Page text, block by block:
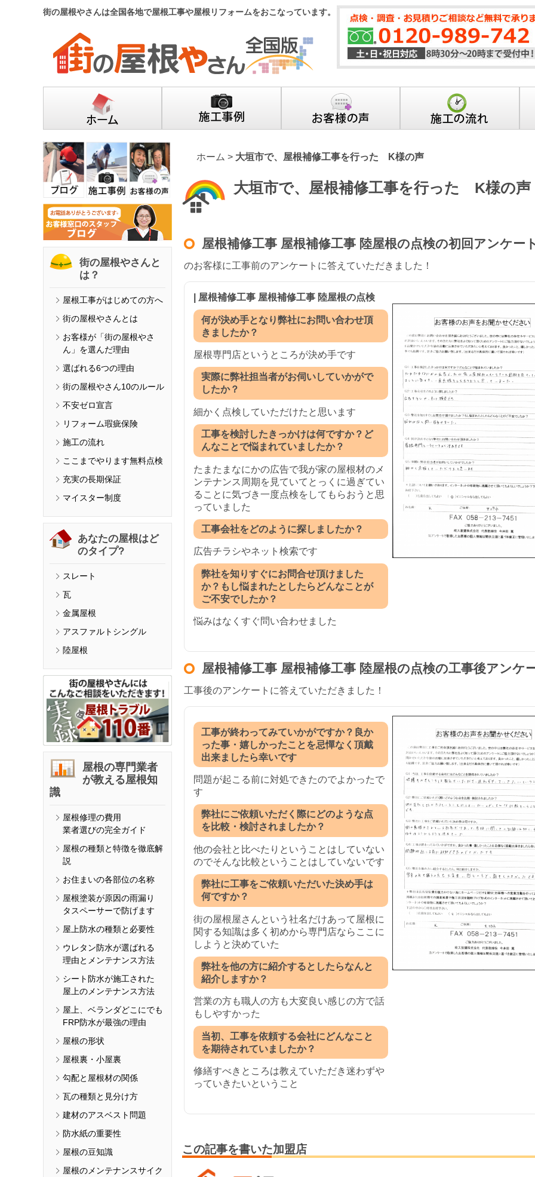
街の屋根やさんは全国各地で屋根工事や屋根リフォームをおこなっています。
街の屋根やさんと
は？
屋根工事がはじめての方へ
街の屋根やさんとは
お客様が「街の屋根やさ
ん」を選んだ理由
選ばれる6つの理由
街の屋根やさん10のルール
不安ゼロ宣言
リフォーム瑕疵保険
施工の流れ
ここまでやります無料点検
充実の長期保証
マイスター制度
あなたの屋根はど
のタイプ?
スレート
瓦
金属屋根
アスファルトシングル
陸屋根
屋根の専門業者
が教える屋根知
識
屋根修理の費用
業者選びの完全ガイド
屋根の種類と特徴を徹底解
説
お住まいの各部位の名称
屋根塗装が原因の雨漏り
タスペーサーで防げます
屋上防水の種類と必要性
ウレタン防水が選ばれる
理由とメンテナンス方法
シート防水が施工された
屋上のメンテナンス方法
屋上、ベランダどこにでも
FRP防水が最強の理由
屋根の形状
屋根裏・小屋裏
勾配と屋根材の関係
瓦の種類と見分け方
建材のアスベスト問題
防水紙の重要性
屋根の豆知識
屋根のメンテナンスサイク
ホーム > 大垣市で、屋根補修工事を行った K様の声
大垣市で、屋根補修工事を行った K様の声
屋根補修工事 屋根補修工事 陸屋根の点検の初回アンケー
のお客様に工事前のアンケートに答えていただきました！
| 屋根補修工事 屋根補修工事 陸屋根の点検
何が決め手となり弊社にお問い合わせ頂
きましたか？
屋根専門店というところが決め手です
実際に弊社担当者がお伺いしていかがで
したか？
細かく点検していただけたと思います
工事を検討したきっかけは何ですか？ど
んなことで悩まれていましたか？
たまたまなにかの広告で我が家の屋根材のメ
ンテナンス周期を見ていてとっくに過ぎてい
ることに気づき一度点検をしてもらおうと思
っていました
工事会社をどのように探しましたか？
広告チラシやネット検索です
弊社を知りすぐにお問合せ頂けました
か？もし悩まれたとしたらどんなことが
ご不安でしたか？
悩みはなくすぐ問い合わせました
屋根補修工事 屋根補修工事 陸屋根の点検の工事後アンケ
工事後のアンケートに答えていただきました！
工事が終わってみていかがですか？良か
った事・嬉しかったことを忌憚なく頂戴
出来ましたら幸いです
問題が起こる前に対処できたのでよかったで
す
弊社にご依頼いただく際にどのような点
を比較・検討されましたか？
他の会社と比べたりということはしていない
のでそんな比較ということはしていないです
弊社に工事をご依頼いただいた決め手は
何ですか？
街の屋根屋さんという社名だけあって屋根に
関する知識は多く初めから専門店ならここに
しようと決めていた
弊社を他の方に紹介するとしたらなんと
紹介しますか？
営業の方も職人の方も大変良い感じの方で話
もしやすかった
当初、工事を依頼する会社にどんなこと
を期待されていましたか？
修繕すべきところは教えていただき迷わずや
っていきたいということ
この記事を書いた加盟店